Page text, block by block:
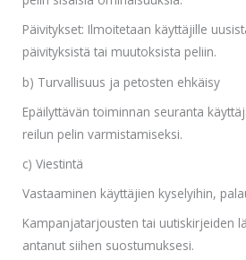
Päivitykset: Ilmoitetaan käyttäjille
päivityksistä tai muutoksista peliin.
b) Turvallisuus ja petosten ehkäisy
Epäilyttävän toiminnan seuranta
reilun pelin varmistamiseksi.
c) Viestintä
Vastaaminen käyttäjien kyselyihin,
Kampanjatarjousten tai uutiskirjeiden
antanut siihen suostumuksesi.